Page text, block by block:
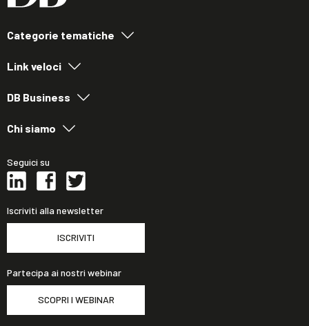
Categorie tematiche
Link veloci
DB Business
Chi siamo
Seguici su
Iscriviti alla newsletter
ISCRIVITI
Partecipa ai nostri webinar
SCOPRI I WEBINAR